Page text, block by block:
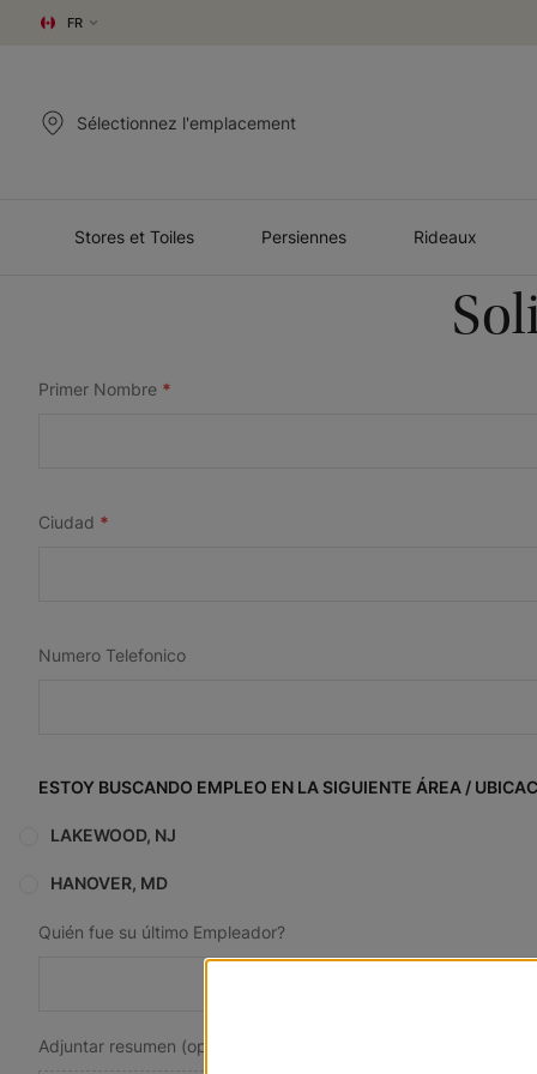
FR
Sélectionnez l'emplacement
Stores et Toiles Persiennes Rideaux
Primer Nombre *
Ciudad *
Numero Telefonico
ESTOY BUSCANDO EMPLEO EN LA SIGUIENTE ÁREA /
LAKEWOOD, NJ
HANOVER, MD
Quién fue su último Empleador?
Adjuntar resumen (opcional)